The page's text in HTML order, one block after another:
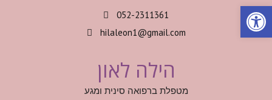
052-2311361
hilaleon1@gmail.com
הילה לאון
מטפלת ברפואה סינית ומגע